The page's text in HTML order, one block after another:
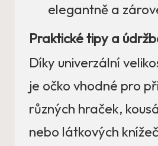
elegantně a
Praktické tipy a
Díky univerzální
je očko vhodné pro
různých hraček,
nebo látkových